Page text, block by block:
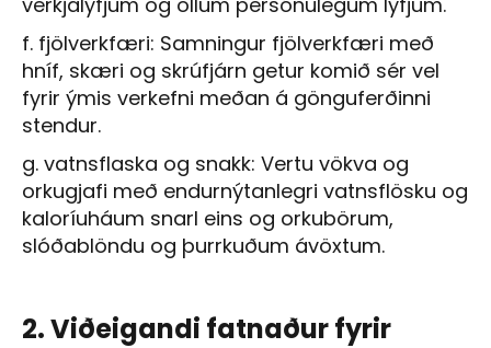
f. fjölverkfæri: Samningur fjölverkfæri með
hníf, skæri og skrúfjárn getur komið sér vel
fyrir ýmis verkefni meðan á gönguferðinni
stendur.
g. vatnsflaska og snakk: Vertu vökva og
orkugjafi með endurnýtanlegri vatnsflösku og
kaloríuháum snarl eins og orkubörum,
slóðablöndu og þurrkuðum ávöxtum.
2. Viðeigandi fatnaður fyrir